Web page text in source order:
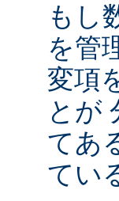
もし
を管
変項
とが
てあ
てい